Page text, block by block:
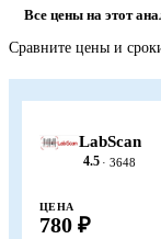
Все цены на этот
Сравните цены и
LabScan
4.5 · 3648
ЦЕНА
780 ₽